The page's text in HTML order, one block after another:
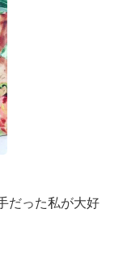
だった私が大好